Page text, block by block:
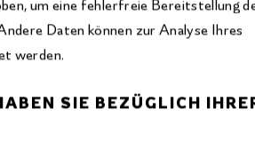
um eine fehlerfreie Bereitstellung
Daten können zur Analyse Ihres
werden.
SIE BEZÜGLICH